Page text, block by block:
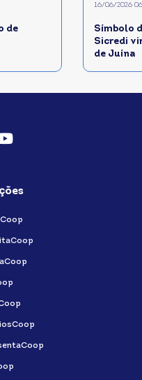
de
Símbolo
Sicredi
de Juína
16/06/2026
Youtube